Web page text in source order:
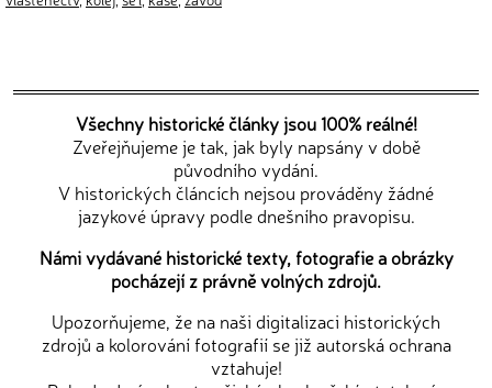
Všechny historické články jsou 100% reálné!
Zveřejňujeme je tak, jak byly napsány v době
původního vydání.
V historických článcích nejsou prováděny žádné
jazykové úpravy podle dnešního pravopisu.
Námi vydávané historické texty, fotografie a obrázky
pocházejí z právně volných zdrojů.
Upozorňujeme, že na naši digitalizaci historických
zdrojů a kolorování fotografií se již autorská ochrana
vztahuje!